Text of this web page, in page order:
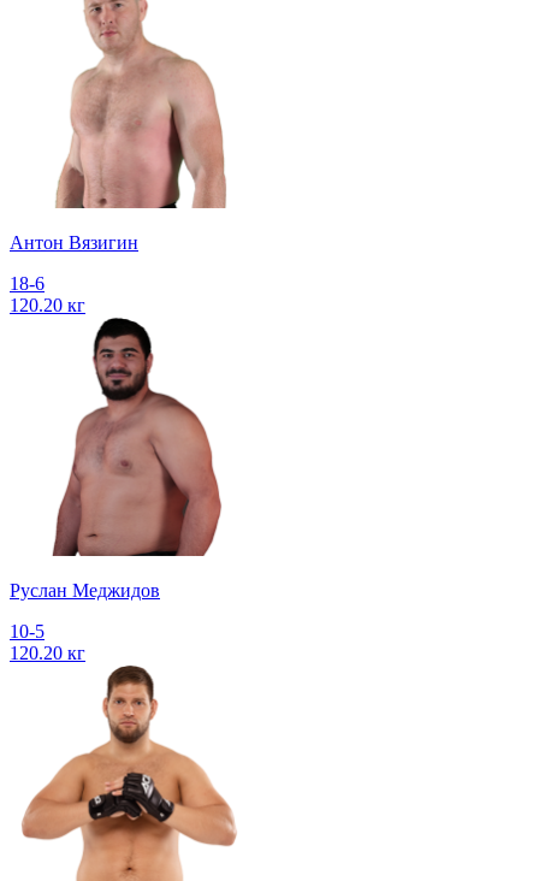
Антон Вязигин
18-6
120.20 кг
Руслан Меджидов
10-5
120.20 кг